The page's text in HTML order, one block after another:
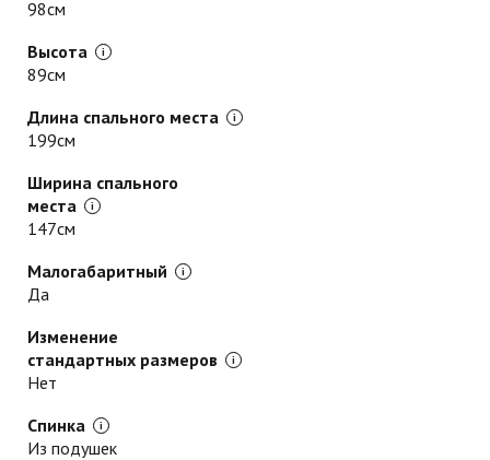
98см
Высота
89см
Длина спального места
199см
Ширина спального
места
147см
Малогабаритный
Да
Изменение
стандартных размеров
Нет
Спинка
Из подушек